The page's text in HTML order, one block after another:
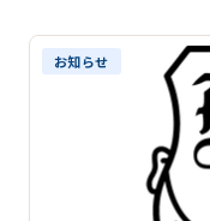
推薦制度
転入学・編入学
オープンキャンパス
お知らせ